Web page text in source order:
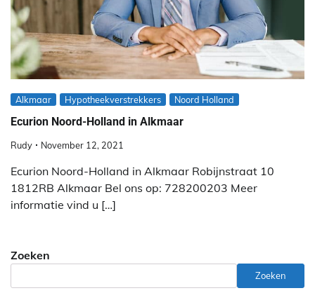
Alkmaar Hypotheekverstrekkers Noord Holland
Ecurion Noord-Holland in Alkmaar
Rudy November 12, 2021
Ecurion Noord-Holland in Alkmaar Robijnstraat 10
1812RB Alkmaar Bel ons op: 728200203 Meer
informatie vind u […]
Zoeken
Zoeken